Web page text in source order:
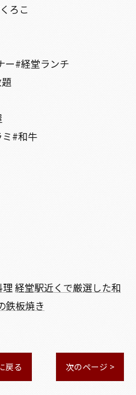
ろこ
ー#経堂ランチ
#和牛
理経堂駅近くで厳選した和
鉄板焼き
戻る 次のページ >